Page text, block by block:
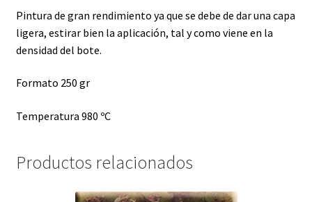
Pintura de gran rendimiento ya que se debe de dar una capa
ligera, estirar bien la aplicación, tal y como viene en la
densidad del bote.
Formato 250 gr
Temperatura 980 ºC
Productos relacionados